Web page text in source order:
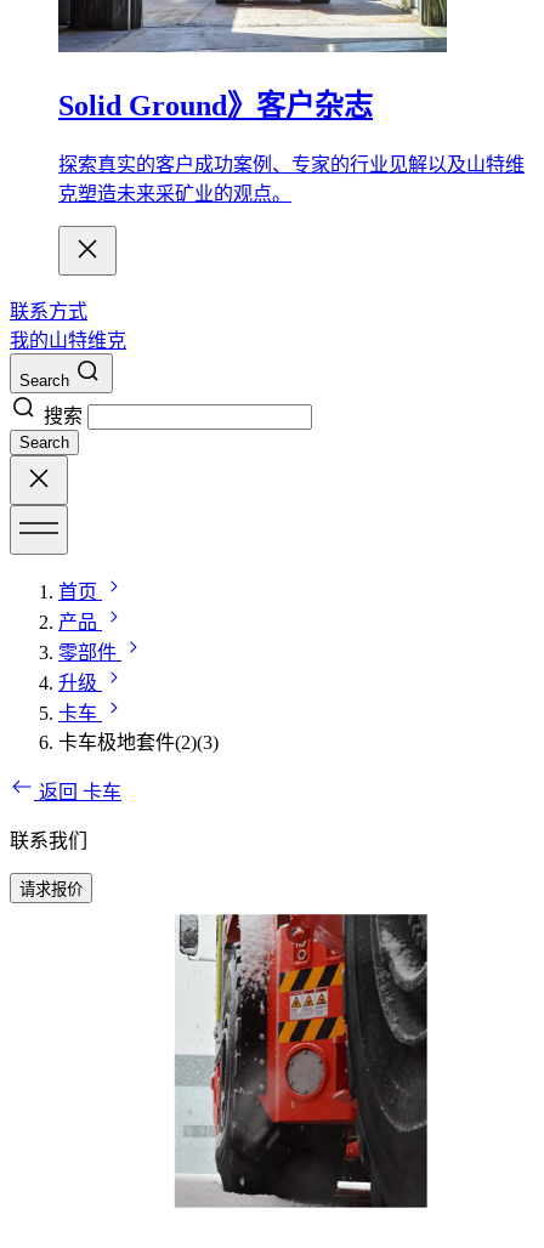
Solid Ground》客户杂志
探索真实的客户成功案例、专家的行业见解以及山特维
克塑造未来采矿业的观点。
联系方式
我的山特维克
Search
搜索
Search
首页
产品
零部件
升级
卡车
卡车极地套件(2)(3)
返回 卡车
联系我们
请求报价